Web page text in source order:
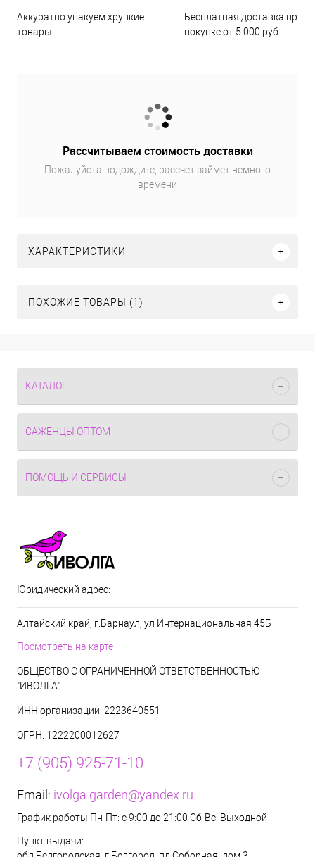
Аккуратно упакуем хрупкие
товары
Бесплатная доставка при
покупке от 5 000 руб
Рассчитываем стоимость доставки
Пожалуйста подождите, рассчет займет немного
времени
ХАРАКТЕРИСТИКИ
ПОХОЖИЕ ТОВАРЫ (1)
КАТАЛОГ
САЖЕНЦЫ ОПТОМ
ПОМОЩЬ И СЕРВИСЫ
Юридический адрес:
Алтайский край, г.Барнаул, ул Интернациональная 45Б
Посмотреть на карте
ОБЩЕСТВО С ОГРАНИЧЕННОЙ ОТВЕТСТВЕННОСТЬЮ
"ИВОЛГА"
ИНН организации: 2223640551
ОГРН: 1222200012627
+7 (905) 925-71-10
Email: ivolga.garden@yandex.ru
График работы Пн-Пт: с 9:00 до 21:00 Сб-Вс: Выходной
Пункт выдачи: